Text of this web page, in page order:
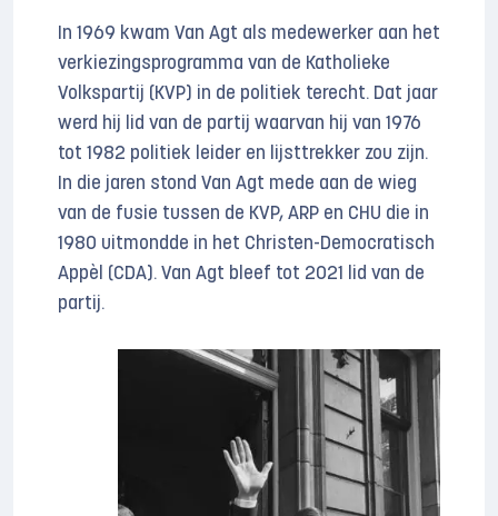
In 1969 kwam Van Agt als medewerker aan het
verkiezings­programma van de Katholieke
Volkspartij (KVP) in de politiek terecht. Dat jaar
werd hij lid van de partij waarvan hij van 1976
tot 1982 politiek leider en lijsttrekker zou zijn.
In die jaren stond Van Agt mede aan de wieg
van de fusie tussen de KVP, ARP en CHU die in
1980 uitmondde in het Christen-Democratisch
Appèl (CDA). Van Agt bleef tot 2021 lid van de
partij.